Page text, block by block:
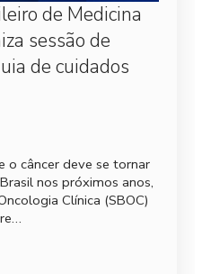
de Medicina
sessão de
de cuidados
o câncer deve se tornar
nos próximos anos,
Clínica (SBOC)